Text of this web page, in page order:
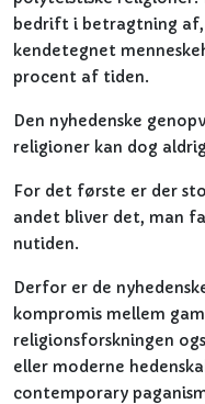
bedrift i betragtning af,
kendetegnet
procent af tiden.
Den nyhedenske
religioner kan dog
For det første er der
andet bliver det, man
nutiden.
Derfor er de
kompromis mellem
religionsforskningen
eller moderne
contemporary